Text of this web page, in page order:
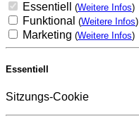
Essentiell (Weitere Infos)
Funktional (Weitere Infos)
Marketing (Weitere Infos)
Essentiell
Sitzungs-Cookie